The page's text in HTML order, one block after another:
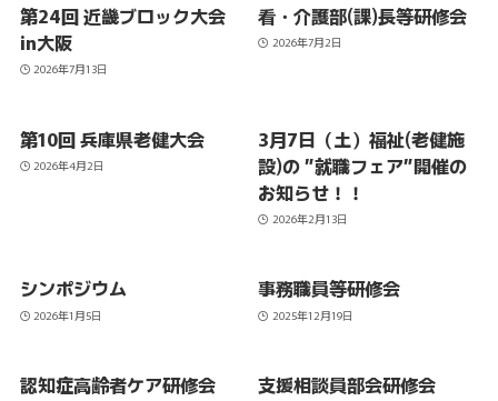
第24回 近畿ブロック大会
in大阪
2026年7月13日
看・介護部(課)長等研修会
2026年7月2日
第10回 兵庫県老健大会
2026年4月2日
3月7日（土）福祉(老健施
設)の ”就職フェア”開催の
お知らせ！！
2026年2月13日
シンポジウム
2026年1月5日
事務職員等研修会
2025年12月19日
認知症高齢者ケア研修会 支援相談員部会研修会